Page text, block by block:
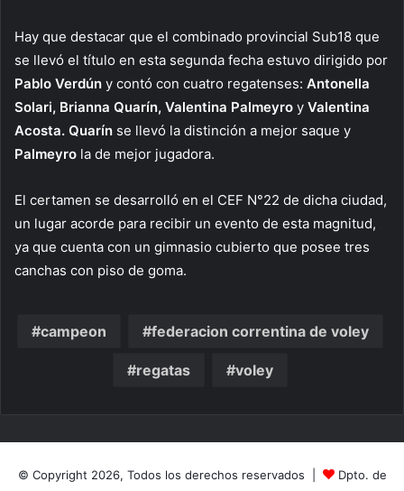
Hay que destacar que el combinado provincial Sub18 que
se llevó el título en esta segunda fecha estuvo dirigido por
Pablo Verdún y contó con cuatro regatenses: Antonella
Solari, Brianna Quarín, Valentina Palmeyro y Valentina
Acosta. Quarín se llevó la distinción a mejor saque y
Palmeyro la de mejor jugadora.
El certamen se desarrolló en el CEF N°22 de dicha ciudad,
un lugar acorde para recibir un evento de esta magnitud,
ya que cuenta con un gimnasio cubierto que posee tres
canchas con piso de goma.
campeon federacion correntina de voley
regatas voley
© Copyright 2026, Todos los derechos reservados | Dpto. de